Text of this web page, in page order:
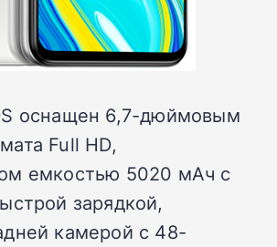
оснащен 6,7-дюймовым
Full HD,
емкостью 5020 мАч с
зарядкой,
камерой с 48-